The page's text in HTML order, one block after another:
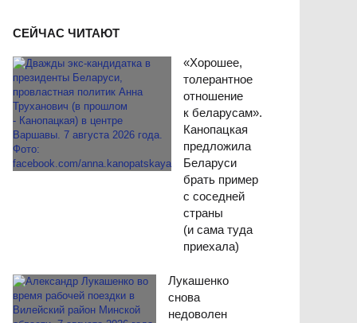
СЕЙЧАС ЧИТАЮТ
«Хорошее,
толерантное
отношение
к беларусам».
Канопацкая
предложила
Беларуси
брать пример
с соседней
страны
(и сама туда
приехала)
Лукашенко
снова
недоволен